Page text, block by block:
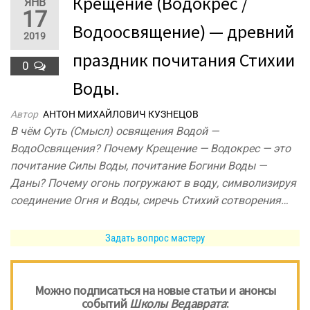
17
2019
0
Водоосвящение) — древний
праздник почитания Стихии
Воды.
Автор АНТОН МИХАЙЛОВИЧ КУЗНЕЦОВ
В чём Суть (Смысл) освящения Водой —
ВодоОсвящения? Почему Крещение — Водокрес — это
почитание Силы Воды, почитание Богини Воды —
Даны? Почему огонь погружают в воду, символизируя
соединение Огня и Воды, сиречь Стихий сотворения…
Задать вопрос мастеру
Можно подписаться на новые статьи и анонсы
событийШколы Ведаврата: